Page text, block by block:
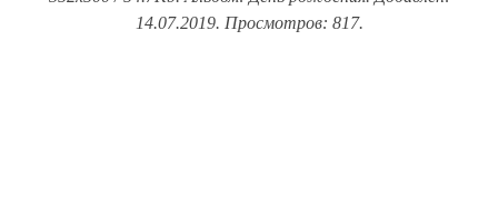
14.07.2019. Просмотров: 817.